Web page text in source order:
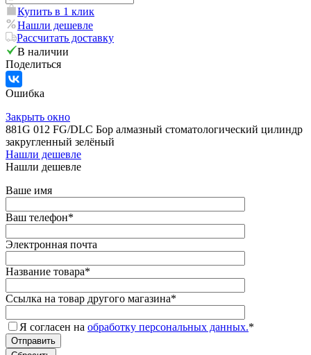
Купить в 1 клик
Нашли дешевле
Рассчитать доставку
В наличии
Поделиться
Ошибка
Закрыть окно
881G 012 FG/DLC Бор алмазный стоматологический цилиндр
закругленный зелёный
Нашли дешевле
Нашли дешевле
Ваше имя
Ваш телефон*
Электронная почта
Название товара*
Ссылка на товар другого магазина*
Я согласен на обработку персональных данных.*